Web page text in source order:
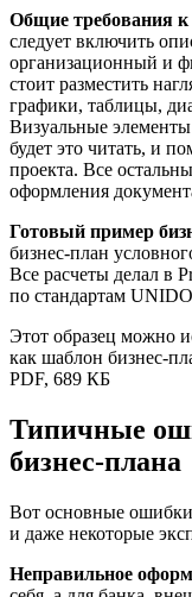
Общие требования к
следует включить
организационный и
стоит разместить
графики, таблицы,
Визуальные
будет это читать, и
проекта. Все
оформления
Готовый пример
бизнес-план
Все расчеты делал в
по стандартам
Этот образец можно
как шаблон бизнес-
PDF, 689 КБ
Типичные
бизнес-плана
Вот основные
и даже некоторые
Неправильное